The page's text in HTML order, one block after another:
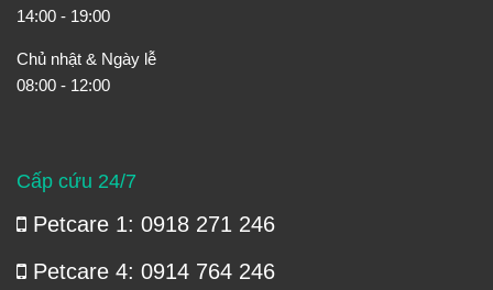
14:00 - 19:00
Chủ nhật & Ngày lễ
08:00 - 12:00
Cấp cứu 24/7
Petcare 1: 0918 271 246
Petcare 4: 0914 764 246